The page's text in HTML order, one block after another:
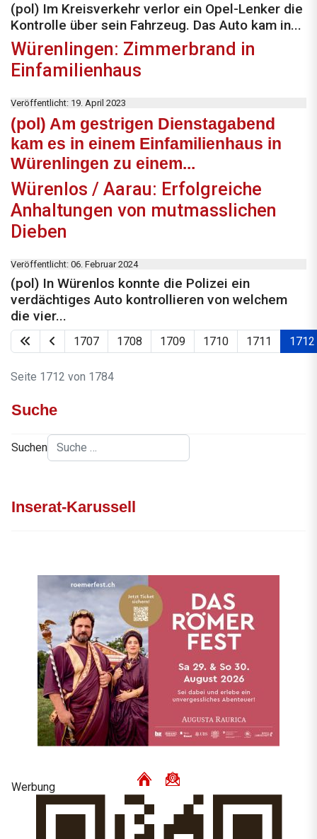
(pol) Im Kreisverkehr verlor ein Opel-Lenker die
Kontrolle über sein Fahrzeug. Das Auto kam in...
Würenlingen: Zimmerbrand in
Einfamilienhaus
Veröffentlicht: 19. April 2023
(pol) Am gestrigen Dienstagabend
kam es in einem Einfamilienhaus in
Würenlingen zu einem...
Würenlos / Aarau: Erfolgreiche
Anhaltungen von mutmasslichen
Dieben
Veröffentlicht: 06. Februar 2024
(pol) In Würenlos konnte die Polizei ein
verdächtiges Auto kontrollieren von welchem
die vier...
1707 1708 1709 1710 1711 1712
Seite 1712 von 1784
Suche
Suchen
Inserat-Karussell
Werbung